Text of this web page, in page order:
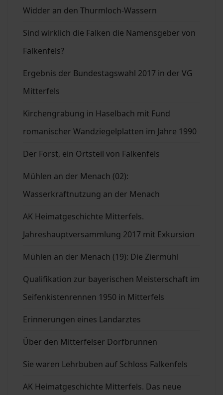
Widder an den Thurmloch-Wassern
Sind wirklich die Falken die Namensgeber von
Falkenfels?
Ergebnis der Bundestagswahl 2017 in der VG
Mitterfels
Kirchengrabung in Haselbach mit Fund
romanischer Wandziegelplatten im Jahre 1990
Der Forst, ein Ortsteil von Falkenfels
Mühlen an der Menach (02):
Wasserkraftnutzung an der Menach
AK Heimatgeschichte Mitterfels.
Jahreshauptversammlung 2017 mit Exkursion
Mühlen an der Menach (19): Die Ziermühl
Qualifikation zur bayerischen Meisterschaft im
Seifenkistenrennen 1950 in Mitterfels
Erinnerungen eines Landarztes
Über den Mitterfelser Dorfbrunnen
Sie waren Lehrbuben auf Schloss Falkenfels
AK Heimatgeschichte Mitterfels. Das neue